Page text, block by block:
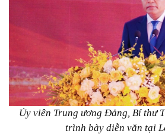
Ủy viên Trung ương Đảng, Bí thư
trình bày diễn văn tại